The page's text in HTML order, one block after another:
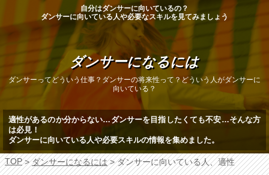
自分はダンサーに向いているの？
ダンサーに向いている人や必要なスキルを見てみましょう
ダンサーになるには
ダンサーってどういう仕事？ダンサーの将来性って？どういう人がダンサーに
向いている？
適性があるのか分からない…ダンサーを目指したくても不安…そんな方
は必見！
ダンサーに向いている人や必要スキルの情報を集めました。
TOP>ダンサーになるには> ダンサーに向いている人、適性